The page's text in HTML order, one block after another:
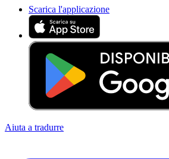
Scarica l'applicazione
Aiuta a tradurre